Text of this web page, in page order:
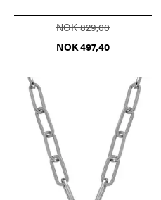
NOK 829,00
NOK 497,40